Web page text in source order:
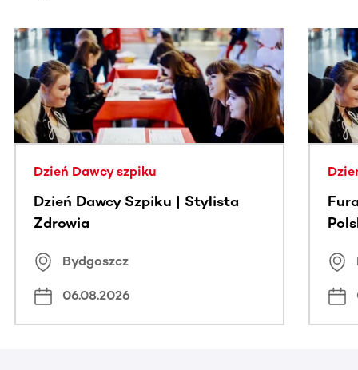
Ta sekcja zawiera treści przewijane w poziomie. Użyj
Dzień Dawcy szpiku
Dzień Dawcy Szpiku | Stylista
Zdrowia
Bydgoszcz
06.08.2026